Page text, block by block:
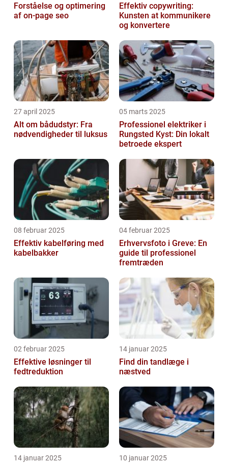
Forståelse og optimering
af on-page seo
Effektiv copywriting:
Kunsten at kommunikere
og konvertere
27 april 2025
Alt om bådudstyr: Fra
nødvendigheder til luksus
05 marts 2025
Professionel elektriker i
Rungsted Kyst: Din lokalt
betroede ekspert
08 februar 2025
Effektiv kabelføring med
kabelbakker
04 februar 2025
Erhvervsfoto i Greve: En
guide til professionel
fremtræden
02 februar 2025
Effektive løsninger til
fedtreduktion
14 januar 2025
Find din tandlæge i
næstved
14 januar 2025 10 januar 2025